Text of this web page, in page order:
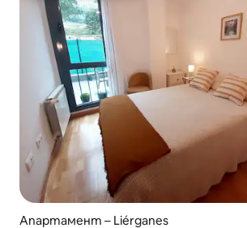
Апартамент – Liérganes